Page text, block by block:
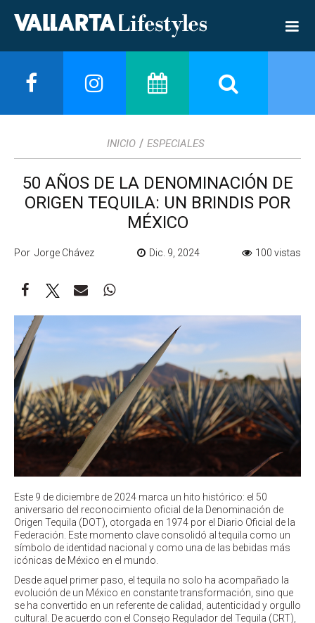
INICIO / ESPECIALES
50 AÑOS DE LA DENOMINACIÓN DE
ORIGEN TEQUILA: UN BRINDIS POR
MÉXICO
Por Jorge Chávez Dic. 9, 2024 100 vistas
Este 9 de diciembre de 2024 marca un hito histórico: el 50
aniversario del reconocimiento oficial de la Denominación de
Origen Tequila (DOT), otorgada en 1974 por el Diario Oficial de la
Federación. Este momento clave consolidó al tequila como un
símbolo de identidad nacional y como una de las bebidas más
icónicas de México en el mundo.
Desde aquel primer paso, el tequila no solo ha acompañado la
evolución de un México en constante transformación, sino que
se ha convertido en un referente de calidad, autenticidad y orgullo
cultural. De acuerdo con el Consejo Regulador del Tequila (CRT),